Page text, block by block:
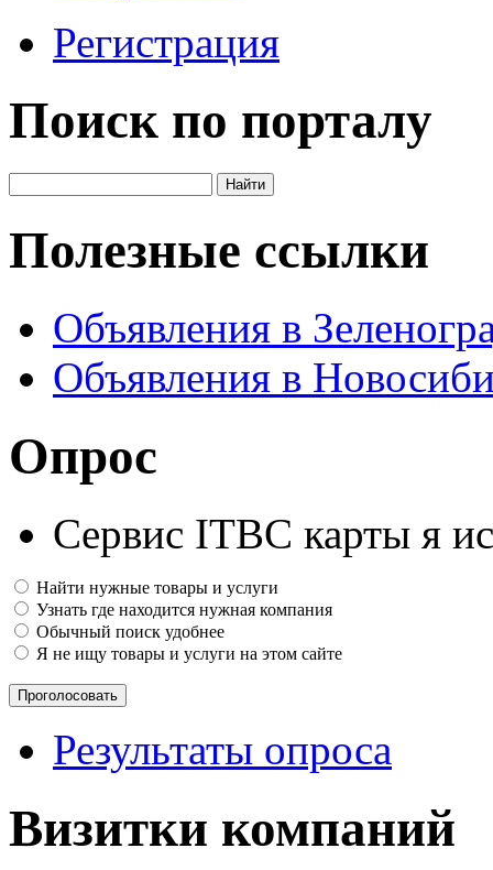
Регистрация
Поиск по порталу
Полезные ссылки
Объявления в
Объявления в
Опрос
Сервис ITBC карты я
Найти нужные товары и услуги
Узнать где находится нужная компания
Обычный поиск удобнее
Я не ищу товары и услуги на этом сайте
Результаты опроса
Визитки компаний